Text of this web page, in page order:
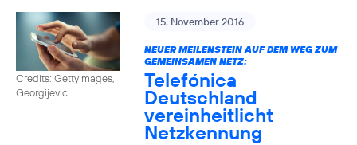
Credits: Gettyimages,
Georgijevic
15. November 2016
NEUER MEILENSTEIN AUF DEM WEG ZUM
GEMEINSAMEN NETZ:
Telefónica
Deutschland
vereinheitlicht
Netzkennung